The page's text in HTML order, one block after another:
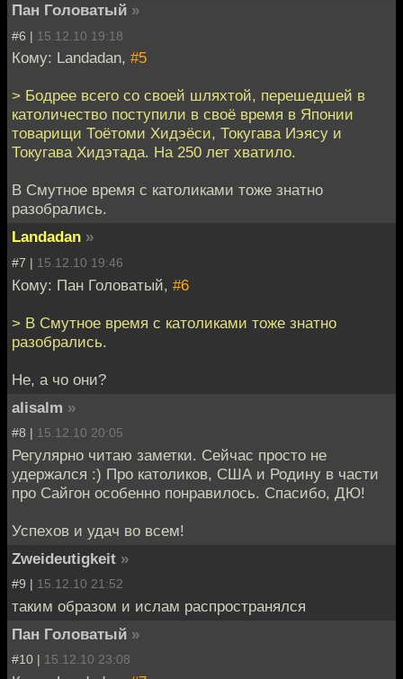
Пан Головатый »
#6 | 15.12.10 19:18
Кому: Landadan, #5
> Бодрее всего со своей шляхтой, перешедшей в
католичество поступили в своё время в Японии
товарищи Тоётоми Хидэёси, Токугава Иэясу и
Токугава Хидэтада. На 250 лет хватило.
В Смутное время с католиками тоже знатно
разобрались.
Landadan »
#7 | 15.12.10 19:46
Кому: Пан Головатый, #6
> В Смутное время с католиками тоже знатно
разобрались.
Не, а чо они?
alisalm »
#8 | 15.12.10 20:05
Регулярно читаю заметки. Сейчас просто не
удержался :) Про католиков, США и Родину в части
про Сайгон особенно понравилось. Спасибо, ДЮ!
Успехов и удач во всем!
Zweideutigkeit »
#9 | 15.12.10 21:52
таким образом и ислам распространялся
Пан Головатый »
#10 | 15.12.10 23:08